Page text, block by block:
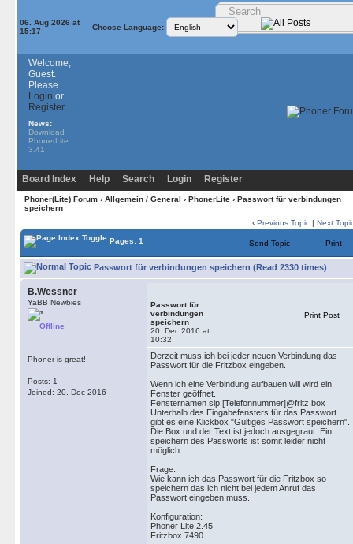
06. Aug 2026 at
15:17
Choose Language:
Welcome,
Guest.
Please
Login or
Register
News:
Download
PhonerLite
3.41
Board Index Help Search Login Register
Phoner(Lite) Forum› Allgemein / General › PhonerLite› Passwort für verbindungen
speichern
‹ Previous Topic | Next
Pages: 1 Send Topic Print
Passwort für verbindungen speichern (Read 2330 times)
B.Wessner
YaBB Newbies
Offline
Phoner is great!
Posts: 1
Joined: 20. Dec 2016
Passwort für
verbindungen
speichern
20. Dec 2016 at
10:32
Print Post
Derzeit muss ich bei jeder neuen Verbindung das
Passwort für die Fritzbox eingeben.
Wenn ich eine Verbindung aufbauen will wird ein
Fenster geöffnet.
Fensternamen sip:[Telefonnummer]@fritz.box
Unterhalb des Eingabefensters für das Passwort
gibt es eine Klickbox "Gültiges Passwort speichern".
Die Box und der Text ist jedoch ausgegraut. Ein
speichern des Passworts ist somit leider nicht
möglich.
Frage:
Wie kann ich das Passwort für die Fritzbox so
speichern das ich nicht bei jedem Anruf das
Passwort eingeben muss.
Konfiguration:
Phoner Lite 2.45
Fritzbox 7490